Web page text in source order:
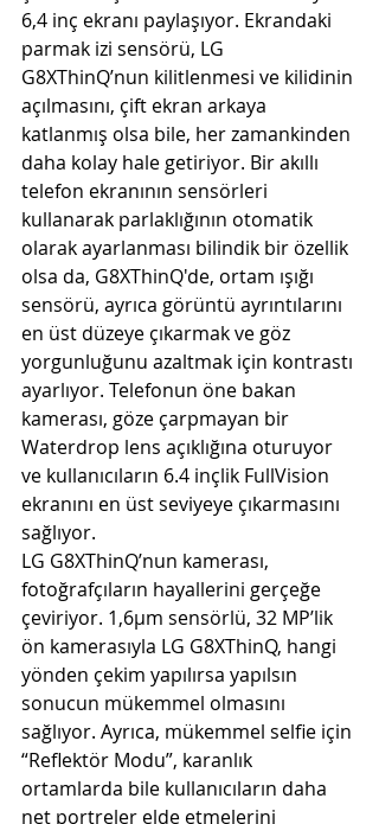
6,4 inç ekranı paylaşıyor. Ekrandaki
parmak izi sensörü, LG
G8XThinQ’nun kilitlenmesi ve kilidinin
açılmasını, çift ekran arkaya
katlanmış olsa bile, her zamankinden
daha kolay hale getiriyor. Bir akıllı
telefon ekranının sensörleri
kullanarak parlaklığının otomatik
olarak ayarlanması bilindik bir özellik
olsa da, G8XThinQ'de, ortam ışığı
sensörü, ayrıca görüntü ayrıntılarını
en üst düzeye çıkarmak ve göz
yorgunluğunu azaltmak için kontrastı
ayarlıyor. Telefonun öne bakan
kamerası, göze çarpmayan bir
Waterdrop lens açıklığına oturuyor
ve kullanıcıların 6.4 inçlik FullVision
ekranını en üst seviyeye çıkarmasını
sağlıyor.
LG G8XThinQ’nun kamerası,
fotoğrafçıların hayallerini gerçeğe
çeviriyor. 1,6μm sensörlü, 32 MP’lik
ön kamerasıyla LG G8XThinQ, hangi
yönden çekim yapılırsa yapılsın
sonucun mükemmel olmasını
sağlıyor. Ayrıca, mükemmel selfie için
“Reflektör Modu”, karanlık
ortamlarda bile kullanıcıların daha
net portreler elde etmelerini